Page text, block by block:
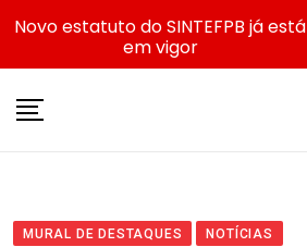
MURAL DE DESTAQUES NOTÍCIAS
Novo estatuto do SINTEFPB já está
em vigor